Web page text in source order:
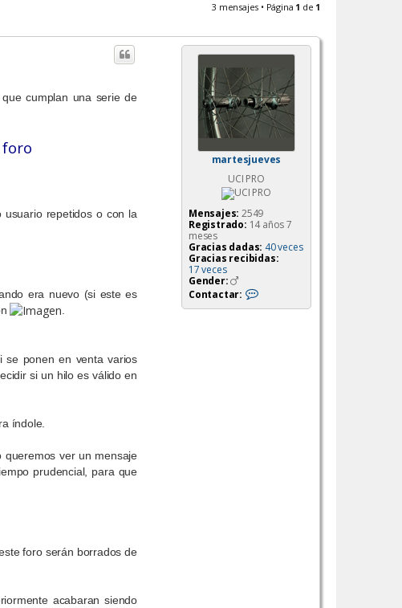
3 mensajes • Página 1 de 1
martesjueves
UCI PRO
Mensajes: 2549
Registrado: 14 años 7
meses
Gracias dadas: 40 veces
Gracias recibidas:
17 veces
Gender:
Contactar:
n
cumplan una serie de
repetidos o con la
era nuevo (si este es
se ponen en venta varios
si un hilo es válido en
índole.
queremos ver un mensaje
prudencial, para que
foro serán borrados de
acabaran siendo